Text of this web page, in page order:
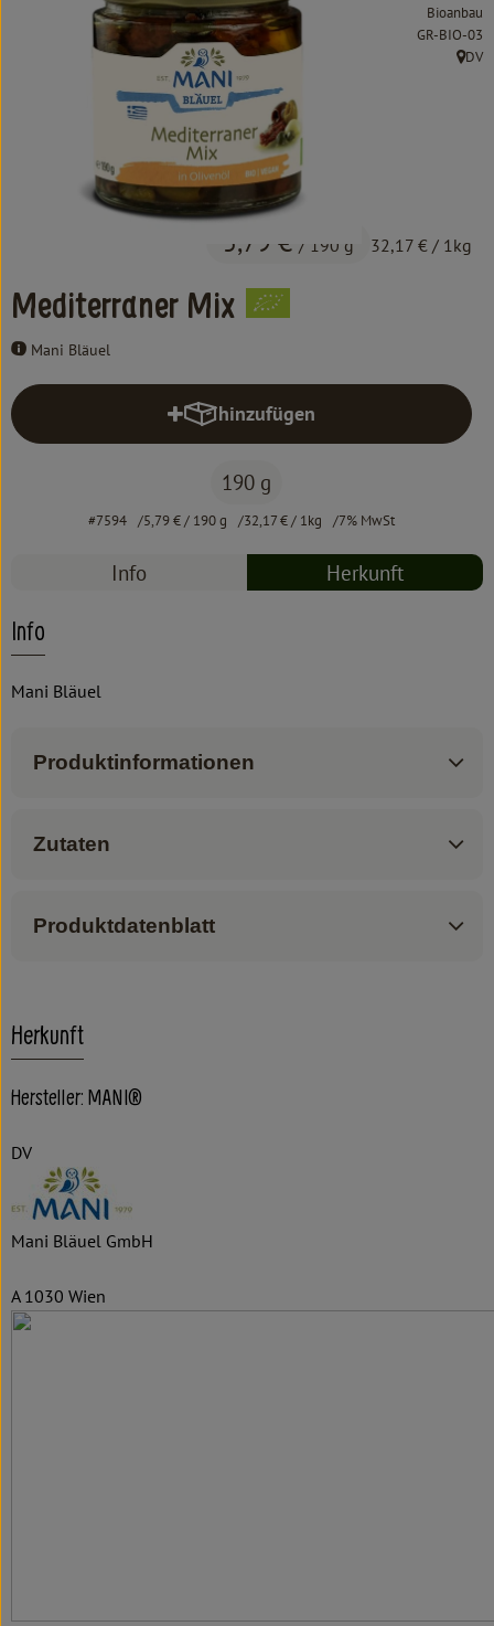
Kochen & Backen
Süß & Pikant
Erleben
Mediterraner Mix
Mani Bläuel
5,79 € / 190 g 32,17 € / 1kg
Bioanbau
,GR-BIO-03
,DV
hinzufügen
Produkt zum Warenkorb
190 g
#7594 5,79 €/ 190 g 32,17 €/ 1kg 7% MwSt
Info Herkunft
Info
Mani Bläuel
Produktinformationen
Zutaten
Produktdatenblatt
Herkunft
Hersteller: MANI®
DV
Mani Bläuel GmbH
A 1030 Wien